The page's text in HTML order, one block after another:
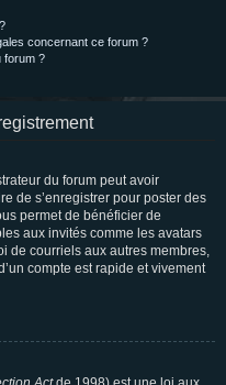
concernant ce forum ?
forum ?
du forum peut avoir
de s’enregistrer pour poster des
permet de bénéficier de
aux invités comme les avatars
de courriels aux autres membres,
compte est rapide et vivement